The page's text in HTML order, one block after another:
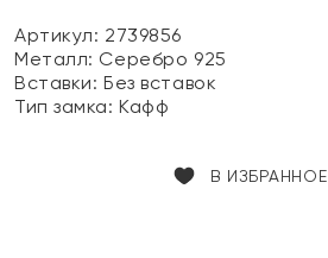
Артикул: 2739856
Металл: Серебро 925
Вставки:Без вставок
Тип замка:Кафф
В ИЗБРАННОЕ